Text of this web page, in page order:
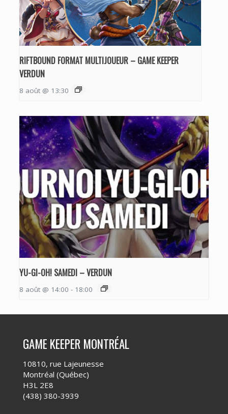
RIFTBOUND FORMAT MULTIJOUEUR – GAME KEEPER
VERDUN
8 août @ 13:30
YU-GI-OH! SAMEDI – VERDUN
8 août @ 14:00 - 18:00
GAME KEEPER MONTRÉAL
10810, rue Lajeunesse
Montréal (Québec)
H3L 2E8
(438) 380-3939